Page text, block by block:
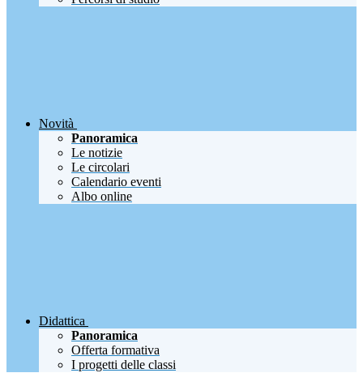
Novità
Panoramica
Le notizie
Le circolari
Calendario eventi
Albo online
Didattica
Panoramica
Offerta formativa
I progetti delle classi